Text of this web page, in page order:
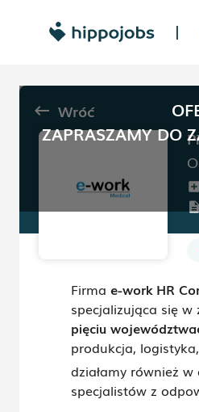
|
ZAPRASZAMY DO
keyboard_backspace Wróć
add_box
description
Firma e-work HR
specjalizująca się
pięciu
produkcja,
działamy również
specjalistów z